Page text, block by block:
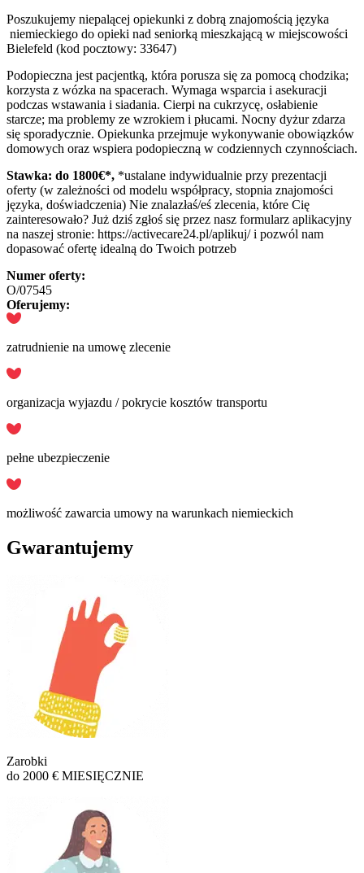
Poszukujemy niepalącej opiekunki z dobrą znajomością języka
niemieckiego do opieki nad seniorką mieszkającą w miejscowości
Bielefeld (kod pocztowy: 33647)
Podopieczna jest pacjentką, która porusza się za pomocą chodzika;
korzysta z wózka na spacerach. Wymaga wsparcia i asekuracji
podczas wstawania i siadania. Cierpi na cukrzycę, osłabienie
starcze; ma problemy ze wzrokiem i płucami. Nocny dyżur zdarza
się sporadycznie. Opiekunka przejmuje wykonywanie obowiązków
domowych oraz wspiera podopieczną w codziennych czynnościach.
Stawka: do 1800€*, *ustalane indywidualnie przy prezentacji
oferty (w zależności od modelu współpracy, stopnia znajomości
języka, doświadczenia) Nie znalazłaś/eś zlecenia, które Cię
zainteresowało? Już dziś zgłoś się przez nasz formularz aplikacyjny
na naszej stronie: https://activecare24.pl/aplikuj/ i pozwól nam
dopasować ofertę idealną do Twoich potrzeb
Numer oferty:
O/07545
Oferujemy:
zatrudnienie na umowę zlecenie
organizacja wyjazdu / pokrycie kosztów transportu
pełne ubezpieczenie
możliwość zawarcia umowy na warunkach niemieckich
Gwarantujemy
Zarobki
do 2000 € MIESIĘCZNIE